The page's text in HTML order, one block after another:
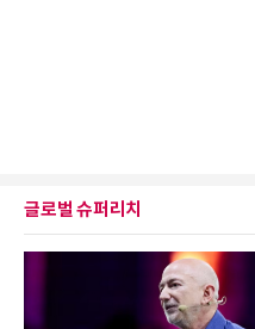
글로벌 슈퍼리치